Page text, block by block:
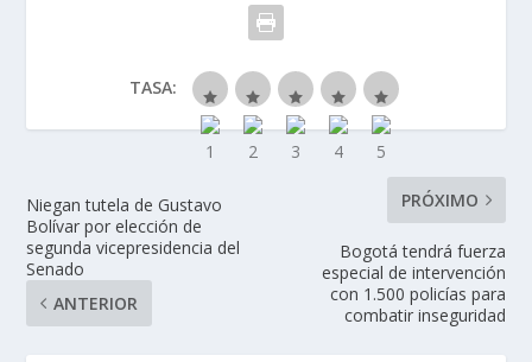
TASA:
Niegan tutela de Gustavo
Bolívar por elección de
segunda vicepresidencia del
Senado
ANTERIOR
PRÓXIMO
Bogotá tendrá fuerza
especial de intervención
con 1.500 policías para
combatir inseguridad